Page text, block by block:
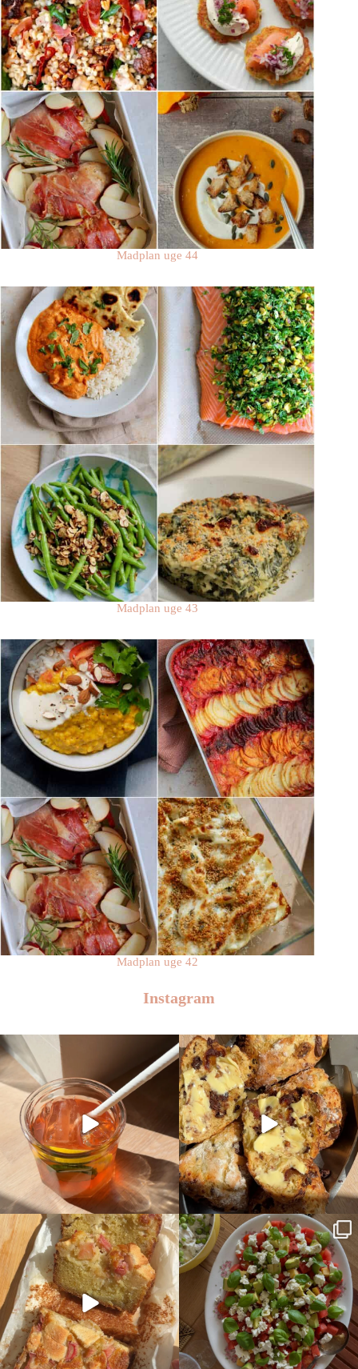
Madplan uge 44
Madplan uge 43
Madplan uge 42
Instagram